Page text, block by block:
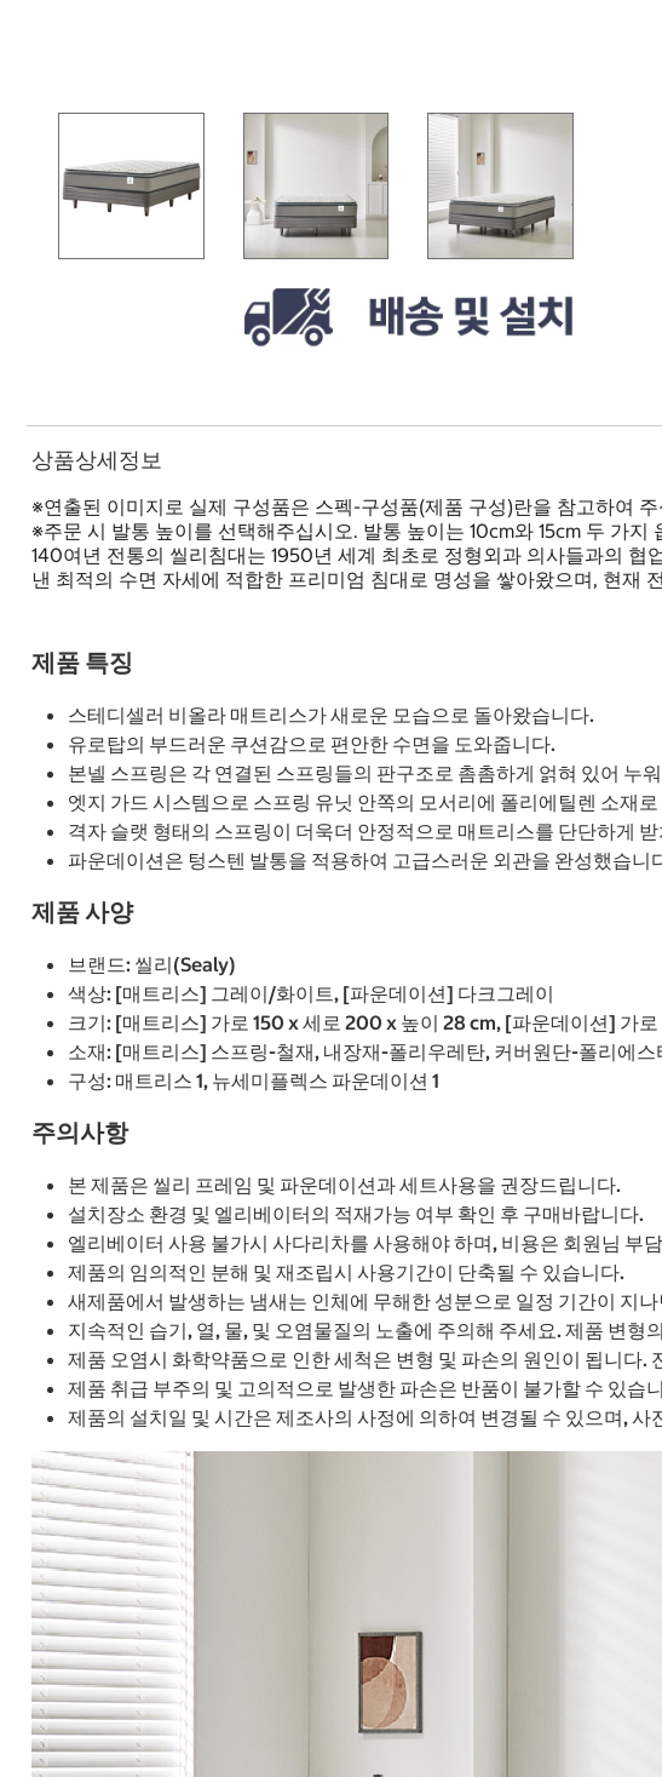
상품상세정보
※연출된 이미지로 실제 구성품은 스펙-구성품(제품 구성)란을 참고하여
※주문 시 발통 높이를 선택해주십시오. 발통 높이는 10cm와 15cm 두 가
140여년 전통의 씰리침대는 1950년 세계 최초로 정형외과 의사들과의
낸 최적의 수면 자세에 적합한 프리미엄 침대로 명성을 쌓아왔으며, 현재
제품 특징
스테디셀러 비올라 매트리스가 새로운 모습으로 돌아왔습니다.
유로탑의 부드러운 쿠션감으로 편안한 수면을 도와줍니다.
본넬 스프링은 각 연결된 스프링들의 판구조로 촘촘하게 얽혀 있어
엣지 가드 시스템으로 스프링 유닛 안쪽의 모서리에 폴리에틸렌 소재
격자 슬랫 형태의 스프링이 더욱더 안정적으로 매트리스를 단단하게
파운데이션은 텅스텐 발통을 적용하여 고급스러운 외관을 완성했습니
제품 사양
브랜드: 씰리(Sealy)
색상: [매트리스] 그레이/화이트, [파운데이션] 다크그레이
크기: [매트리스] 가로 150 x 세로 200 x 높이 28 cm, [파운데이션] 가
소재: [매트리스] 스프링-철재, 내장재-폴리우레탄, 커버원단-폴리에
구성: 매트리스 1, 뉴세미플렉스 파운데이션 1
주의사항
본 제품은 씰리 프레임 및 파운데이션과 세트사용을 권장드립니다.
설치장소 환경 및 엘리베이터의 적재가능 여부 확인 후 구매바랍니다.
엘리베이터 사용 불가시 사다리차를 사용해야 하며, 비용은 회원님 부
제품의 임의적인 분해 및 재조립시 사용기간이 단축될 수 있습니다.
새제품에서 발생하는 냄새는 인체에 무해한 성분으로 일정 기간이 지
지속적인 습기, 열, 물, 및 오염물질의 노출에 주의해 주세요. 제품 변형
제품 오염시 화학약품으로 인한 세척은 변형 및 파손의 원인이 됩니다.
제품 취급 부주의 및 고의적으로 발생한 파손은 반품이 불가할 수 있습
제품의 설치일 및 시간은 제조사의 사정에 의하여 변경될 수 있으며,